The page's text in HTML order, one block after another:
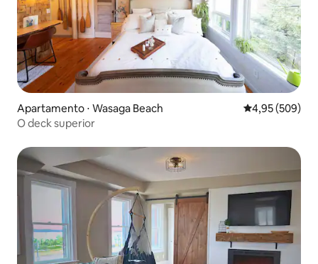
Apartamento ⋅ Wasaga Beach 4,95 de uma
4,95 (509)
O deck superior